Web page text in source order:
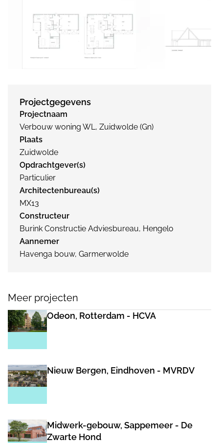
Projectgegevens
Projectnaam
Verbouw woning WL, Zuidwolde (Gn)
Plaats
Zuidwolde
Opdrachtgever(s)
Particulier
Architectenbureau(s)
MX13
Constructeur
Burink Constructie Adviesbureau, Hengelo
Aannemer
Havenga bouw, Garmerwolde
Meer projecten
Odeon, Rotterdam - HCVA
Nieuw Bergen, Eindhoven - MVRDV
Midwerk-gebouw, Sappemeer - De
Zwarte Hond